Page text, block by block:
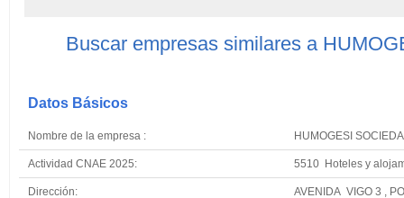
Buscar empresas similares a
Datos Básicos
Nombre de la empresa : HUMOGESI
Actividad CNAE 2025: 5510 Hoteles y
Dirección: AVENIDA VIGO 3 ,